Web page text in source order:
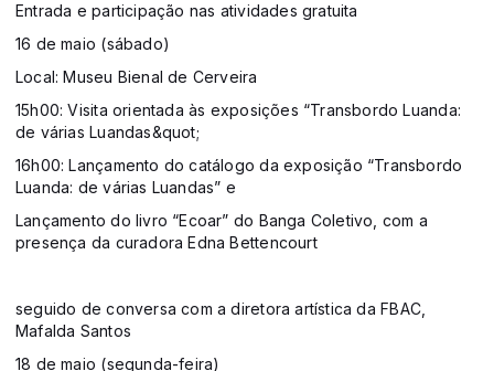
Entrada e participação nas atividades gratuita
16 de maio (sábado)
Local: Museu Bienal de Cerveira
15h00: Visita orientada às exposições “Transbordo Luanda:
de várias Luandas&quot;
16h00: Lançamento do catálogo da exposição “Transbordo
Luanda: de várias Luandas” e
Lançamento do livro “Ecoar” do Banga Coletivo, com a
presença da curadora Edna Bettencourt
seguido de conversa com a diretora artística da FBAC,
Mafalda Santos
18 de maio (segunda-feira)